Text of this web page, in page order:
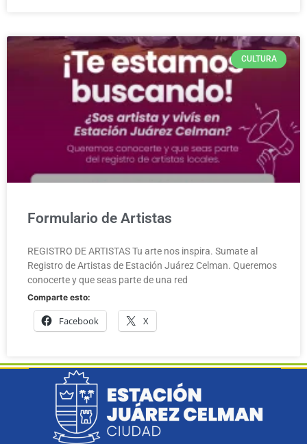
CULTURA
Formulario de Artistas
REGISTRO DE ARTISTAS Tu arte nos inspira. Sumate al
Registro de Artistas de Estación Juárez Celman. Queremos
conocerte y que seas parte de una red
Comparte esto:
Facebook X